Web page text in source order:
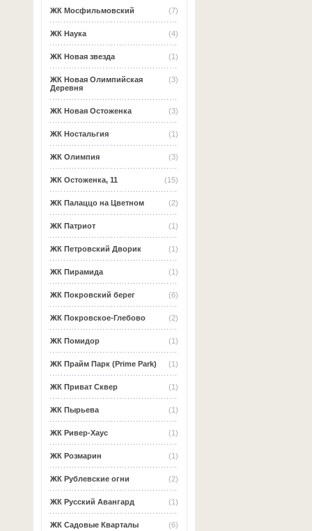
(7)
ЖК Мосфильмовский
(4)
ЖК Наука
(1)
ЖК Новая звезда
(3)
ЖК Новая Олимпийская
Деревня
(3)
ЖК Новая Остоженка
(1)
ЖК Ностальгия
(3)
ЖК Олимпия
(15)
ЖК Остоженка, 11
(2)
ЖК Палаццо на Цветном
(1)
ЖК Патриот
(1)
ЖК Петровский Дворик
(1)
ЖК Пирамида
(6)
ЖК Покровский берег
(2)
ЖК Покровское-Глебово
(1)
ЖК Помидор
(1)
ЖК Прайм Парк (Prime Park)
(1)
ЖК Приват Сквер
(1)
ЖК Пырьева
(1)
ЖК Ривер-Хаус
(1)
ЖК Розмарин
(2)
ЖК Рублевские огни
(1)
ЖК Русский Авангард
(6)
ЖК Садовые Кварталы